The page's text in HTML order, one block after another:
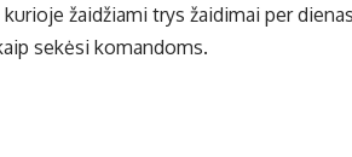
žaidžiami trys žaidimai per
sekėsi komandoms.